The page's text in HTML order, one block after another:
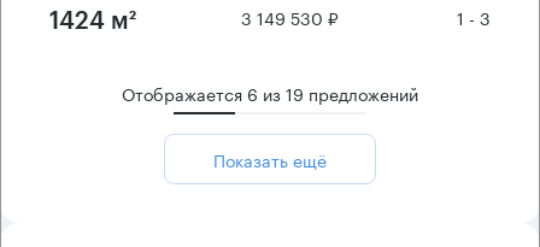
1424 м² 3 149 530 ₽ 1 - 3
Отображается 6 из19 предложений
Показать ещё